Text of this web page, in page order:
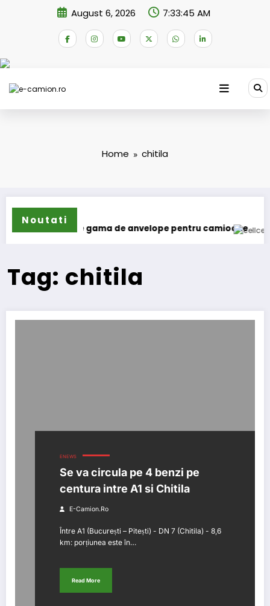
August 6, 2026 7:33:45 AM
Home chitila
Noutati
își extinde gama de anvelope pentru camioane Lars
Tag: chitila
ENEWS
Se va circula pe 4 benzi pe
centura intre A1 si Chitila
E-Camion.ro
Între A1 (București – Pitești) - DN 7 (Chitila) - 8,6
km: porțiunea este în…
Read More